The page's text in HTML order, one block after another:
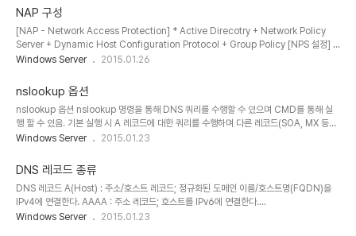
은 TCP/IP 패킷에서 SCSI 명령을 캡슐화하여 SCSI 표준을 확장합니다. 이러한 명령은
TCP/IP 네트워크를 통해 전송되므로 서버가 SAN(저장 영역 네트워크)의 저장소에 액세스
할 수 있습니다. 따라서 중앙 집중식 백업 및 원격 시스템 복구를 비롯하여 통합형 저장소를
쉽게 구현하고 중앙에서 관리할 수 있습니..
NAP 구성
[NAP - Network Access Protection] * Active Direcotry + Network Policy
Server + Dynamic Host Configuration Protocol + Group Policy [NPS 설정] *
NAP 구성 -> 네트워크 연결방법 [DHCP] -> RADIUS 클라이언트 -> DHCP 범위 ->
NPS -> 시스템 상태 검사기 -> Windows 보안 상태 검사기 -> 설정 -> 기본 구성 ->
방화벽만 체크(테스트를위해) [정책 설정] * NAP 클라이언트 구성 * 컴퓨터 구성 -> 정책
-> Windows 설정 -> 보안 설정 -> 네트워크 액세스 ..
Windows Server 2015.01.26
nslookup 옵션
nslookup 옵션 nslookup 명령을 통해 DNS 쿼리를 수행할 수 있으며 CMD를 통해 실
행 할 수 있음. 기본 실행 시 A 레코드에 대한 쿼리를 수행하며 다른 레코드(SOA, MX 등등)
에 대한 쿼리는 아래의 옵션을 통해 변경할 수 있다. A 레코드 쿼리(nslookup 실행 시 기본
TXT 레코드 쿼리 set type=txt 모든 레코드 쿼리 set type=all 쿼리할 DNS 서버를 변
경 할때는 아래의 옵션을 통해 가능함. server 예) KT DNS에 쿼리 server
168.126.63.1 또는 server kns.kornet.net 끝.
Windows Server 2015.01.23
DNS 레코드 종류
DNS 레코드 A(Host) : 주소/호스트 레코드; 정규화된 도메인 이름/호스트명(FQDN)을
IPv4에 연결한다. AAAA : 주소 레코드; 호스트를 IPv6에 연결한다.
CNAME(Canonical NAME): 별칭 레코드; 실제 호스트명(A레코드)과 연결되는 별칭,별
Windows Server 2015.01.23